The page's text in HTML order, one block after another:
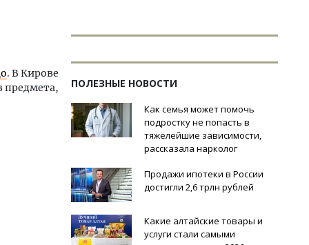
. В Кирове
предмета,
ПОЛЕЗНЫЕ НОВОСТИ
Как семья может помочь
подростку не попасть в
тяжелейшие зависимости,
рассказала нарколог
Продажи ипотеки в России
достигли 2,6 трлн рублей
Какие алтайские товары и
услуги стали самыми